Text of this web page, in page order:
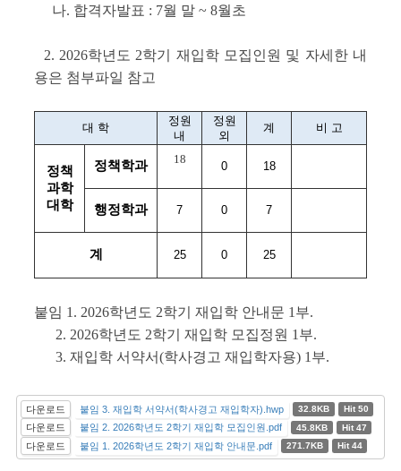
나. 합격자발표 : 7월 말 ~ 8월초
2. 2026학년도 2학기 재입학 모집인원 및 자세한 내
용은 첨부파일 참고
대 학
정원
내
정원
외
계 비 고
정책
과학
대학
정책학과 18
0 18
행정학과 7 0 7
계 25 0 25
붙임 1. 2026학년도 2학기 재입학 안내문 1부.
2. 2026학년도 2학기 재입학 모집정원 1부.
3. 재입학 서약서(학사경고 재입학자용) 1부.
다운로드 붙임 3. 재입학 서약서(학사경고 재입학자).hwp 32.8KB Hit 50
다운로드 붙임 2. 2026학년도 2학기 재입학 모집인원.pdf 45.8KB Hit 47
다운로드 붙임 1. 2026학년도 2학기 재입학 안내문.pdf 271.7KB Hit 44